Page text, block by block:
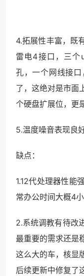
4.拓展性丰富，既
雷电4接口，三个
孔，一个网线接
了，这绝对是市面
个硬盘扩展位，更
5.温度噪音表现良
缺点：
1.12代处理器性能
常办公时间大概4小
2.系统调教有待改
最重要的需求还是
这么大的车，核显
后续更新中修复了